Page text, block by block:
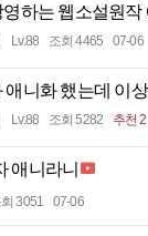
영하는 웹소설원작
Lv.88 조회 4465 07-06
애니화 했는데 이
Lv.88 조회 5282 추천 2
애니라니
3051 07-06